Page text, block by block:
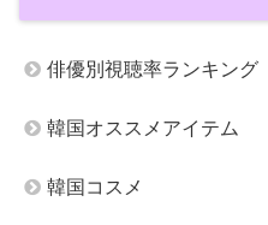
俳優別視聴率ランキング
韓国オススメアイテム
韓国コスメ